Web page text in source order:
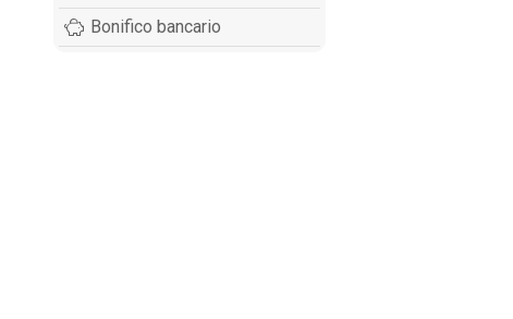
Bonifico bancario